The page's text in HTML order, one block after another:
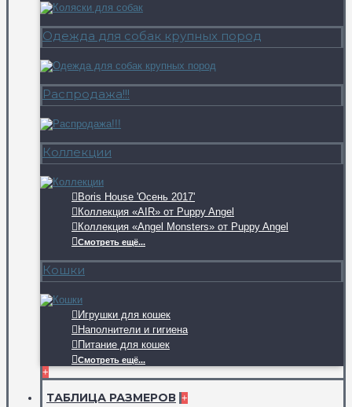
Одежда для собак крупных пород
Распродажа!!!
Коллекции
Boris House 'Осень 2017'
Коллекция «AIR» от Puppy Angel
Коллекция «Angel Monsters» от Puppy Angel
Смотреть ещё...
Кошки
Игрушки для кошек
Наполнители и гигиена
Питание для кошек
Смотреть ещё...
+
ТАБЛИЦА РАЗМЕРОВ +